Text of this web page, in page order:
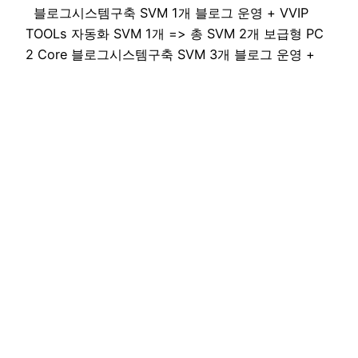
블로그시스템구축 SVM 1개 블로그 운영 + VVIP
TOOLs 자동화 SVM 1개 => 총 SVM 2개 보급형 PC
2 Core 블로그시스템구축 SVM 3개 블로그 운영 +